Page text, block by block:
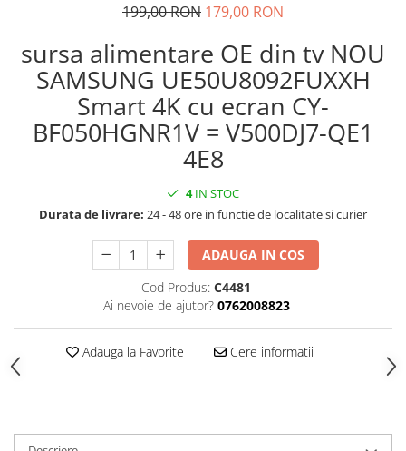
199,00 RON 179,00 RON
sursa alimentare OE din tv NOU
SAMSUNG UE50U8092FUXXH
Smart 4K cu ecran CY-
BF050HGNR1V = V500DJ7-QE1
4E8
4IN STOC
Durata de livrare: 24 - 48 ore in functie de localitate si curier
ADAUGA IN COS
Cod Produs: C4481
Ai nevoie de ajutor? 0762008823
Adauga la Favorite Cere informatii